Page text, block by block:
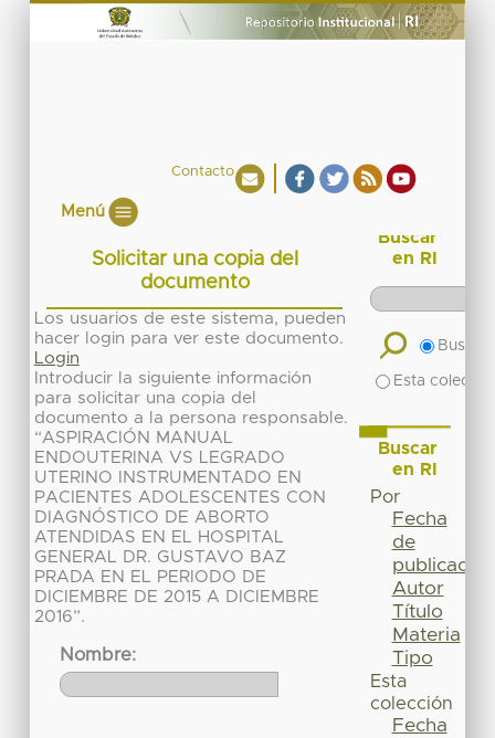
Contacto
Menú
Solicitar una copia del
documento
Los usuarios de este sistema, pueden
hacer login para ver este documento.
Login
Introducir la siguiente información
para solicitar una copia del
documento a la persona responsable.
“ASPIRACIÓN MANUAL
ENDOUTERINA VS LEGRADO
UTERINO INSTRUMENTADO EN
PACIENTES ADOLESCENTES CON
DIAGNÓSTICO DE ABORTO
ATENDIDAS EN EL HOSPITAL
GENERAL DR. GUSTAVO BAZ
PRADA EN EL PERIODO DE
DICIEMBRE DE 2015 A DICIEMBRE
2016”.
Nombre:
Buscar
en RI
Buscar
Esta
Buscar
en RI
Por
Fecha
de
publicación
Autor
Título
Materia
Tipo
Esta
colección
Fecha